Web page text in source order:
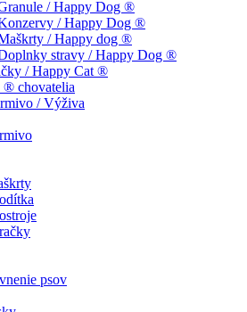
/ Happy Dog ®
/ Happy Dog ®
/ Happy dog ®
stravy / Happy Dog ®
/ Happy Cat ®
® chovatelia
/ Výživa
psov